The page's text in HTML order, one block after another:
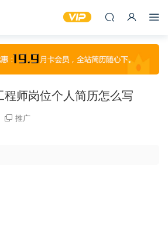
师岗位个人简历怎么写
推广